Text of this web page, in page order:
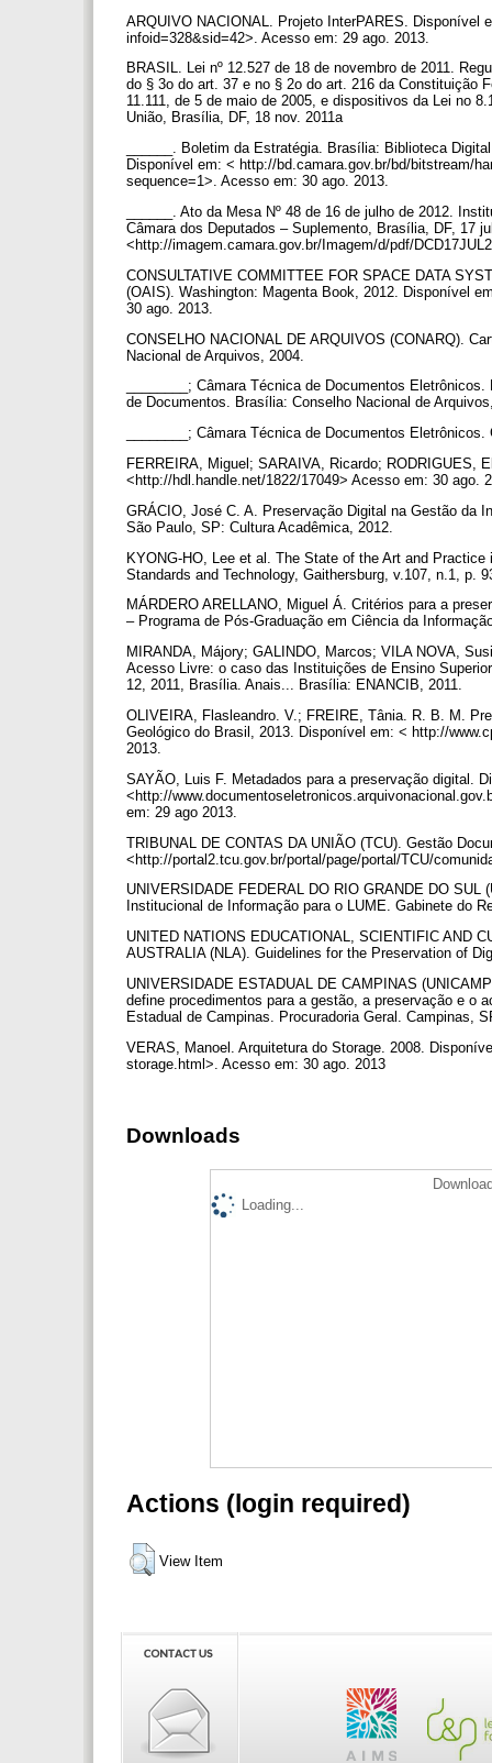
ARQUIVO NACIONAL. Projeto InterPARES. Disponível
infoid=328&sid=42>. Acesso em: 29 ago. 2013.
BRASIL. Lei nº 12.527 de 18 de novembro de 2011.
do § 3o do art. 37 e no § 2o do art. 216 da Constituição
11.111, de 5 de maio de 2005, e dispositivos da Lei no
União, Brasília, DF, 18 nov. 2011a
______. Boletim da Estratégia. Brasília: Biblioteca
Disponível em: < http://bd.camara.gov.br/bd/bitstream/
sequence=1>. Acesso em: 30 ago. 2013.
______. Ato da Mesa Nº 48 de 16 de julho de 2012.
Câmara dos Deputados – Suplemento, Brasília, DF, 17
<http://imagem.camara.gov.br/Imagem/d/pdf/
CONSULTATIVE COMMITTEE FOR SPACE DATA
(OAIS). Washington: Magenta Book, 2012. Disponível
30 ago. 2013.
CONSELHO NACIONAL DE ARQUIVOS (CONARQ).
Nacional de Arquivos, 2004.
________; Câmara Técnica de Documentos
de Documentos. Brasília: Conselho Nacional de
________; Câmara Técnica de Documentos
FERREIRA, Miguel; SARAIVA, Ricardo; RODRIGUES,
<http://hdl.handle.net/1822/17049> Acesso em: 30 ago.
GRÁCIO, José C. A. Preservação Digital na Gestão da
São Paulo, SP: Cultura Acadêmica, 2012.
KYONG-HO, Lee et al. The State of the Art and
Standards and Technology, Gaithersburg, v.107, n.1, p.
MÁRDERO ARELLANO, Miguel Á. Critérios para a
– Programa de Pós-Graduação em Ciência da
MIRANDA, Májory; GALINDO, Marcos; VILA NOVA,
Acesso Livre: o caso das Instituições de Ensino
12, 2011, Brasília. Anais... Brasília: ENANCIB, 2011.
OLIVEIRA, Flasleandro. V.; FREIRE, Tânia. R. B. M.
Geológico do Brasil, 2013. Disponível em: < http://
2013.
SAYÃO, Luis F. Metadados para a preservação digital.
<http://
em: 29 ago 2013.
TRIBUNAL DE CONTAS DA UNIÃO (TCU). Gestão
<http://portal2.tcu.gov.br/portal/page/portal/TCU/
UNIVERSIDADE FEDERAL DO RIO GRANDE DO SUL
Institucional de Informação para o LUME. Gabinete do
UNITED NATIONS EDUCATIONAL, SCIENTIFIC AND
AUSTRALIA (NLA). Guidelines for the Preservation of
UNIVERSIDADE ESTADUAL DE CAMPINAS
define procedimentos para a gestão, a preservação e o
Estadual de Campinas. Procuradoria Geral. Campinas,
VERAS, Manoel. Arquitetura do Storage. 2008.
storage.html>. Acesso em: 30 ago. 2013
Downloads
Loading...
Actions (login required)
View Item